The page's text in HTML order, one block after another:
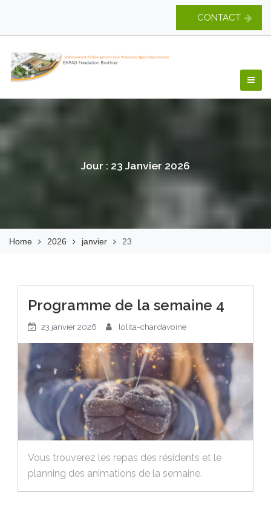
content
CONTACT
Jour : 23 Janvier 2026
Home 2026 janvier 23
Programme de la semaine 4
23 janvier 2026 lolita-chardavoine
Vous trouverez les repas des résidents et le
planning des animations de la semaine.